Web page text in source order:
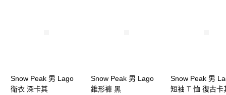
Snow Peak 男 Lago
衛衣 深卡其
Snow Peak 男 Lago
錐形褲 黑
Snow Peak 男
短袖 T 恤 復古卡